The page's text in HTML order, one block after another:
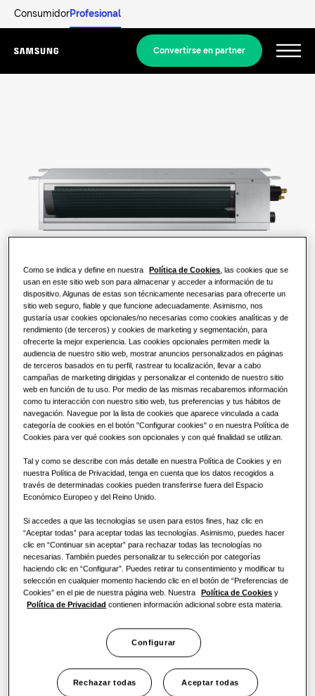
ConsumidorProfesional
Menu
Convertirse en partner
WindFree
SmartThings
Documentación y Catálogos
Productos
SOLUCIONES PARA TU HOGAR
Soluciones de climatización
SOLUCIONES PARA EDIFICIOS COMERCIALES
Soluciones de climatización
Controles
Descubrir
SOLUCIONES RESIDENCIALES
¿Qué es una bomba de calor y cómo
funciona?
Ventajas de una bomba de calor
¿Qué es un aire acondicionado y
cómo funciona?
SOLUCIONES COMERCIALES
Hoteles
Comercio
Oficina
Sostenibilidad
One Samsung
SmartThings Pro
Acerca de Samsung
Programa de fidelidad
CAPACIDAD: 7.1KW CALOR ENFRIAMIENTO :
Conducto de baja presión
AC071BNLDKG/EU
AC026RXADKG/EU AC035RXADKG/EU,AC052RXADKG/EU,
AC071RXADKG/EU
Capacidad disponible
2.6KW 3.5KW 5.2KW 7.1KW
Tipo de alimentación
1 fase
Solicitar Presupuesto
Como se indica y define en nuestra Política de Cookies, las cookies que se
usan en este sitio web son para almacenar y acceder a información de tu
dispositivo. Algunas de estas son técnicamente necesarias para ofrecerte un
sitio web seguro, fiable y que funcione adecuadamente. Asimismo, nos
gustaría usar cookies opcionales/no necesarias como cookies analíticas y de
rendimiento (de terceros) y cookies de marketing y segmentación, para
ofrecerte la mejor experiencia. Las cookies opcionales permiten medir la
audiencia de nuestro sitio web, mostrar anuncios personalizados en páginas
de terceros basados en tu perfil, rastrear tu localización, llevar a cabo
campañas de marketing dirigidas y personalizar el contenido de nuestro sitio
web en función de tu uso. Por medio de las mismas recabaremos información
como tu interacción con nuestro sitio web, tus preferencias y tus hábitos de
navegación. Navegue por la lista de cookies que aparece vinculada a cada
categoría de cookies en el botón "Configurar cookies" o en nuestra Política de
Cookies para ver qué cookies son opcionales y con qué finalidad se utilizan.
Tal y como se describe con más detalle en nuestra Política de Cookies y en
nuestra Política de Privacidad, tenga en cuenta que los datos recogidos a
través de determinadas cookies pueden transferirse fuera del Espacio
Económico Europeo y del Reino Unido.
Si accedes a que las tecnologías se usen para estos fines, haz clic en
“Aceptar todas” para aceptar todas las tecnologías. Asimismo, puedes hacer
clic en “Continuar sin aceptar” para rechazar todas las tecnologías no
necesarias. También puedes personalizar tu selección por categorías
haciendo clic en “Configurar”. Puedes retirar tu consentimiento y modificar tu
selección en cualquier momento haciendo clic en el botón de “Preferencias de
Cookies” en el pie de nuestra página web. Nuestra
Política de Cookies y
Política de Privacidad contienen información adicional sobre esta materia.
Configurar
Rechazar todas Aceptar todas